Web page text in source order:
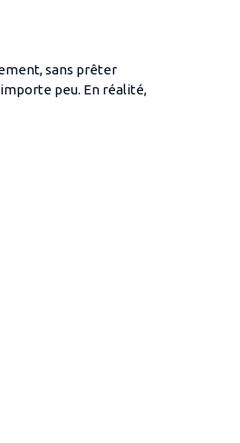
sans prêter
peu. En réalité,